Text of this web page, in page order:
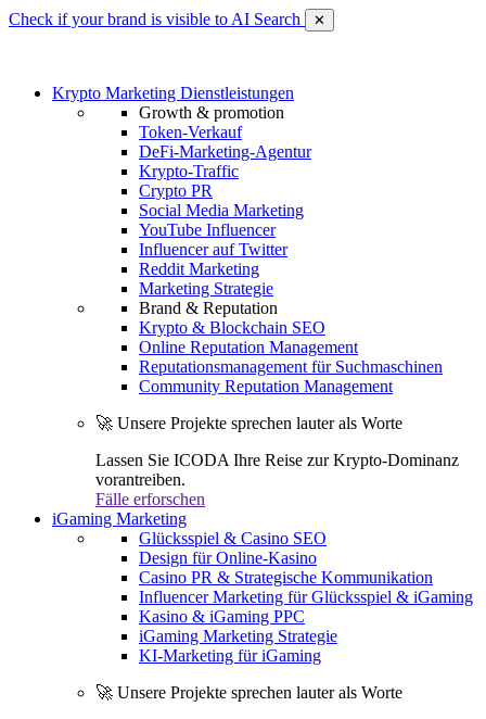
Check if your brand is visible to AI Search ✕
Krypto Marketing Dienstleistungen
Growth & promotion
Token-Verkauf
DeFi-Marketing-Agentur
Krypto-Traffic
Crypto PR
Social Media Marketing
YouTube Influencer
Influencer auf Twitter
Reddit Marketing
Marketing Strategie
Brand & Reputation
Krypto & Blockchain SEO
Online Reputation Management
Reputationsmanagement für Suchmaschinen
Community Reputation Management
🚀 Unsere Projekte sprechen lauter als Worte
Lassen Sie ICODA Ihre Reise zur Krypto-Dominanz
vorantreiben.
Fälle erforschen
iGaming Marketing
Glücksspiel & Casino SEO
Design für Online-Kasino
Casino PR & Strategische Kommunikation
Influencer Marketing für Glücksspiel & iGaming
Kasino & iGaming PPC
iGaming Marketing Strategie
KI-Marketing für iGaming
🚀 Unsere Projekte sprechen lauter als Worte